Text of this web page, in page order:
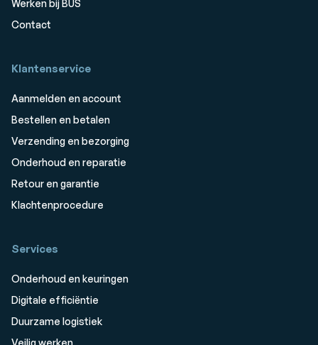
Werken bij BUS
Contact
Klantenservice
Aanmelden en account
Bestellen en betalen
Verzending en bezorging
Onderhoud en reparatie
Retour en garantie
Klachtenprocedure
Services
Onderhoud en keuringen
Digitale efficiëntie
Duurzame logistiek
Veilig werken